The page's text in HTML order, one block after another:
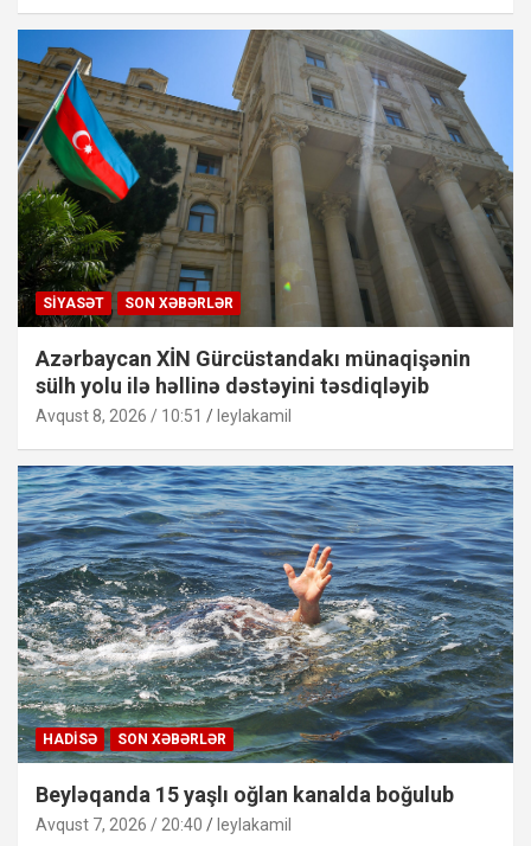
SIYASƏT SON XƏBƏRLƏR
Azərbaycan XİN Gürcüstandakı münaqişənin
sülh yolu ilə həllinə dəstəyini təsdiqləyib
Avqust 8, 2026 / 10:51 leylakamil
HADISƏ SON XƏBƏRLƏR
Beyləqanda 15 yaşlı oğlan kanalda boğulub
Avqust 7, 2026 / 20:40 leylakamil